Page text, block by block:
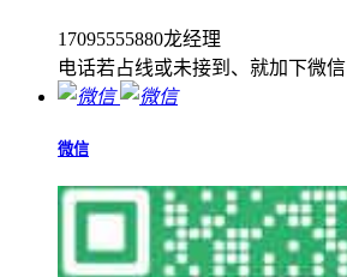
17095555880龙经理
电话若占线或未接到、就加下微信
微信